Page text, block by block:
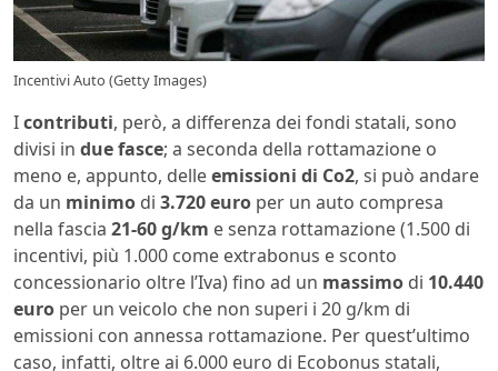
Incentivi Auto (Getty Images)
Icontributi, però, a differenza dei fondi statali, sono
divisi in due fasce; a seconda della rottamazione o
meno e, appunto, delleemissioni di Co2, si può andare
da un minimo di 3.720 euro per un auto compresa
nella fascia 21-60 g/km e senza rottamazione (1.500 di
incentivi, più 1.000 come extrabonus e sconto
concessionario oltre l’Iva) fino ad un massimo di 10.440
euro per un veicolo che non superi i 20 g/km di
emissioni con annessa rottamazione. Per quest’ultimo
caso, infatti, oltre ai 6.000 euro di Ecobonus statali,